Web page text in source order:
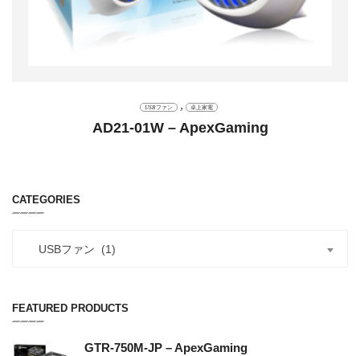
USBファン , 卓上家電
AD21-01W – ApexGaming
CATEGORIES
USBファン (1)
FEATURED PRODUCTS
GTR-750M-JP – ApexGaming